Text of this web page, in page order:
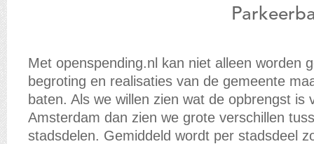
Met openspending.nl kan niet alleen worden
begroting en realisaties van de gemeente
baten. Als we willen zien wat de opbrengst is
Amsterdam dan zien we grote verschillen
stadsdelen. Gemiddeld wordt per stadsdeel